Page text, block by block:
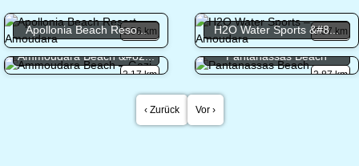
0.56 km
Apollonia Beach Reso... 0.57 km
H2O Water Sports &#8...
2.17 km
Ammoudara Beach &#82...
2.87 km
Pantanassas Beach
‹ Zurück Vor ›